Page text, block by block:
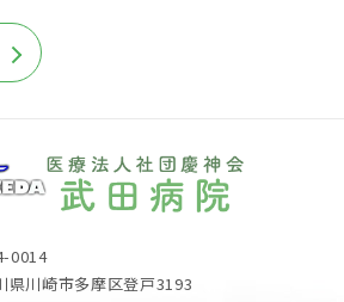
0014
県川崎市多摩区登戸3193